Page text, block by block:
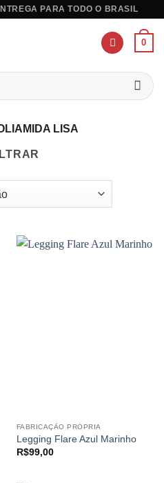
PARA TODO O BRASIL
0
LISA
FABRICAÇÃO PRÓPRIA
Legging Flare Azul Marinho
R$99,00